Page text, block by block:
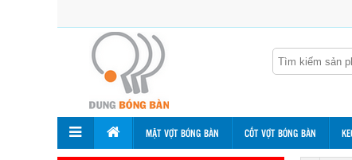
MẶT VỢT BÓNG BÀN CỐT VỢT BÓNG BÀN